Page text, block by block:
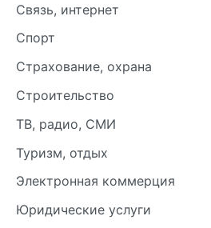
Связь, интернет
Спорт
Страхование, охрана
Строительство
ТВ, радио, СМИ
Туризм, отдых
Электронная коммерция
Юридические услуги